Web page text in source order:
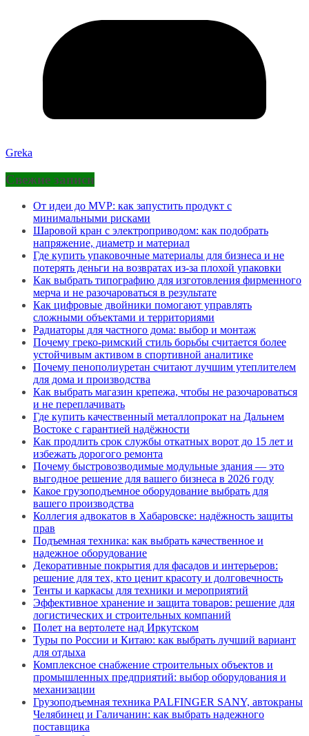
Greka
Свежие записи
От идеи до MVP: как запустить продукт с
минимальными рисками
Шаровой кран с электроприводом: как подобрать
напряжение, диаметр и материал
Где купить упаковочные материалы для бизнеса и не
потерять деньги на возвратах из-за плохой упаковки
Как выбрать типографию для изготовления фирменного
мерча и не разочароваться в результате
Как цифровые двойники помогают управлять
сложными объектами и территориями
Радиаторы для частного дома: выбор и монтаж
Почему греко-римский стиль борьбы считается более
устойчивым активом в спортивной аналитике
Почему пенополиуретан считают лучшим утеплителем
для дома и производства
Как выбрать магазин крепежа, чтобы не разочароваться
и не переплачивать
Где купить качественный металлопрокат на Дальнем
Востоке с гарантией надёжности
Как продлить срок службы откатных ворот до 15 лет и
избежать дорогого ремонта
Почему быстровозводимые модульные здания — это
выгодное решение для вашего бизнеса в 2026 году
Какое грузоподъемное оборудование выбрать для
вашего производства
Коллегия адвокатов в Хабаровске: надёжность защиты
прав
Подъемная техника: как выбрать качественное и
надежное оборудование
Декоративные покрытия для фасадов и интерьеров:
решение для тех, кто ценит красоту и долговечность
Тенты и каркасы для техники и мероприятий
Эффективное хранение и защита товаров: решение для
логистических и строительных компаний
Полет на вертолете над Иркутском
Туры по России и Китаю: как выбрать лучший вариант
для отдыха
Комплексное снабжение строительных объектов и
промышленных предприятий: выбор оборудования и
механизации
Грузоподъемная техника PALFINGER SANY, автокраны
Челябинец и Галичанин: как выбрать надежного
поставщика